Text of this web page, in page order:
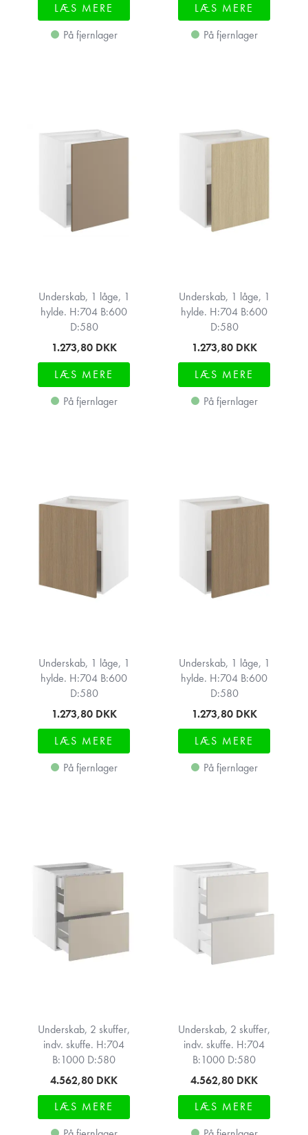
LÆS MERE
På fjernlager
LÆS MERE
På fjernlager
Underskab, 1 låge, 1
hylde. H:704 B:600
D:580
1.273,80 DKK
LÆS MERE
På fjernlager
Underskab, 1 låge, 1
hylde. H:704 B:600
D:580
1.273,80 DKK
LÆS MERE
På fjernlager
Underskab, 1 låge, 1
hylde. H:704 B:600
D:580
1.273,80 DKK
LÆS MERE
På fjernlager
Underskab, 1 låge, 1
hylde. H:704 B:600
D:580
1.273,80 DKK
LÆS MERE
På fjernlager
Underskab, 2 skuffer,
indv. skuffe. H:704
B:1000 D:580
4.562,80 DKK
LÆS MERE
Underskab, 2 skuffer,
indv. skuffe. H:704
B:1000 D:580
4.562,80 DKK
LÆS MERE